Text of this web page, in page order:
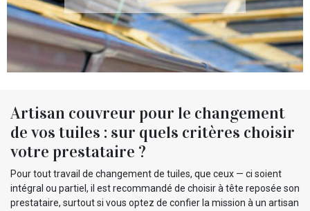
Artisan couvreur pour le changement
de vos tuiles : sur quels critères choisir
votre prestataire ?
Pour tout travail de changement de tuiles, que ceux — ci soient
intégral ou partiel, il est recommandé de choisir à tête reposée son
prestataire, surtout si vous optez de confier la mission à un artisan